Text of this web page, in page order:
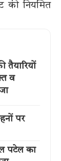
की नियमित
तैयारियों
व
पर
पटेल का